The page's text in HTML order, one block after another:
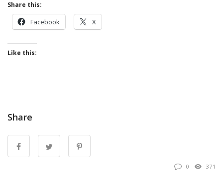
Share this:
Facebook X
Like this:
Share
0 371